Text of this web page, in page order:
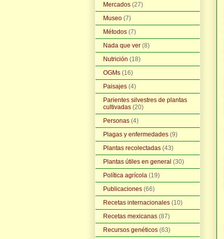
Mercados (27)
Museo (7)
Métodos (7)
Nada que ver (8)
Nutrición (18)
OGMs (16)
Paisajes (4)
Parientes silvestres de plantas
cultivadas (20)
Personas (4)
Plagas y enfermedades (9)
Plantas recolectadas (43)
Plantas útiles en general (30)
Política agrícola (19)
Publicaciones (66)
Recetas internacionales (10)
Recetas mexicanas (87)
Recursos genéticos (63)